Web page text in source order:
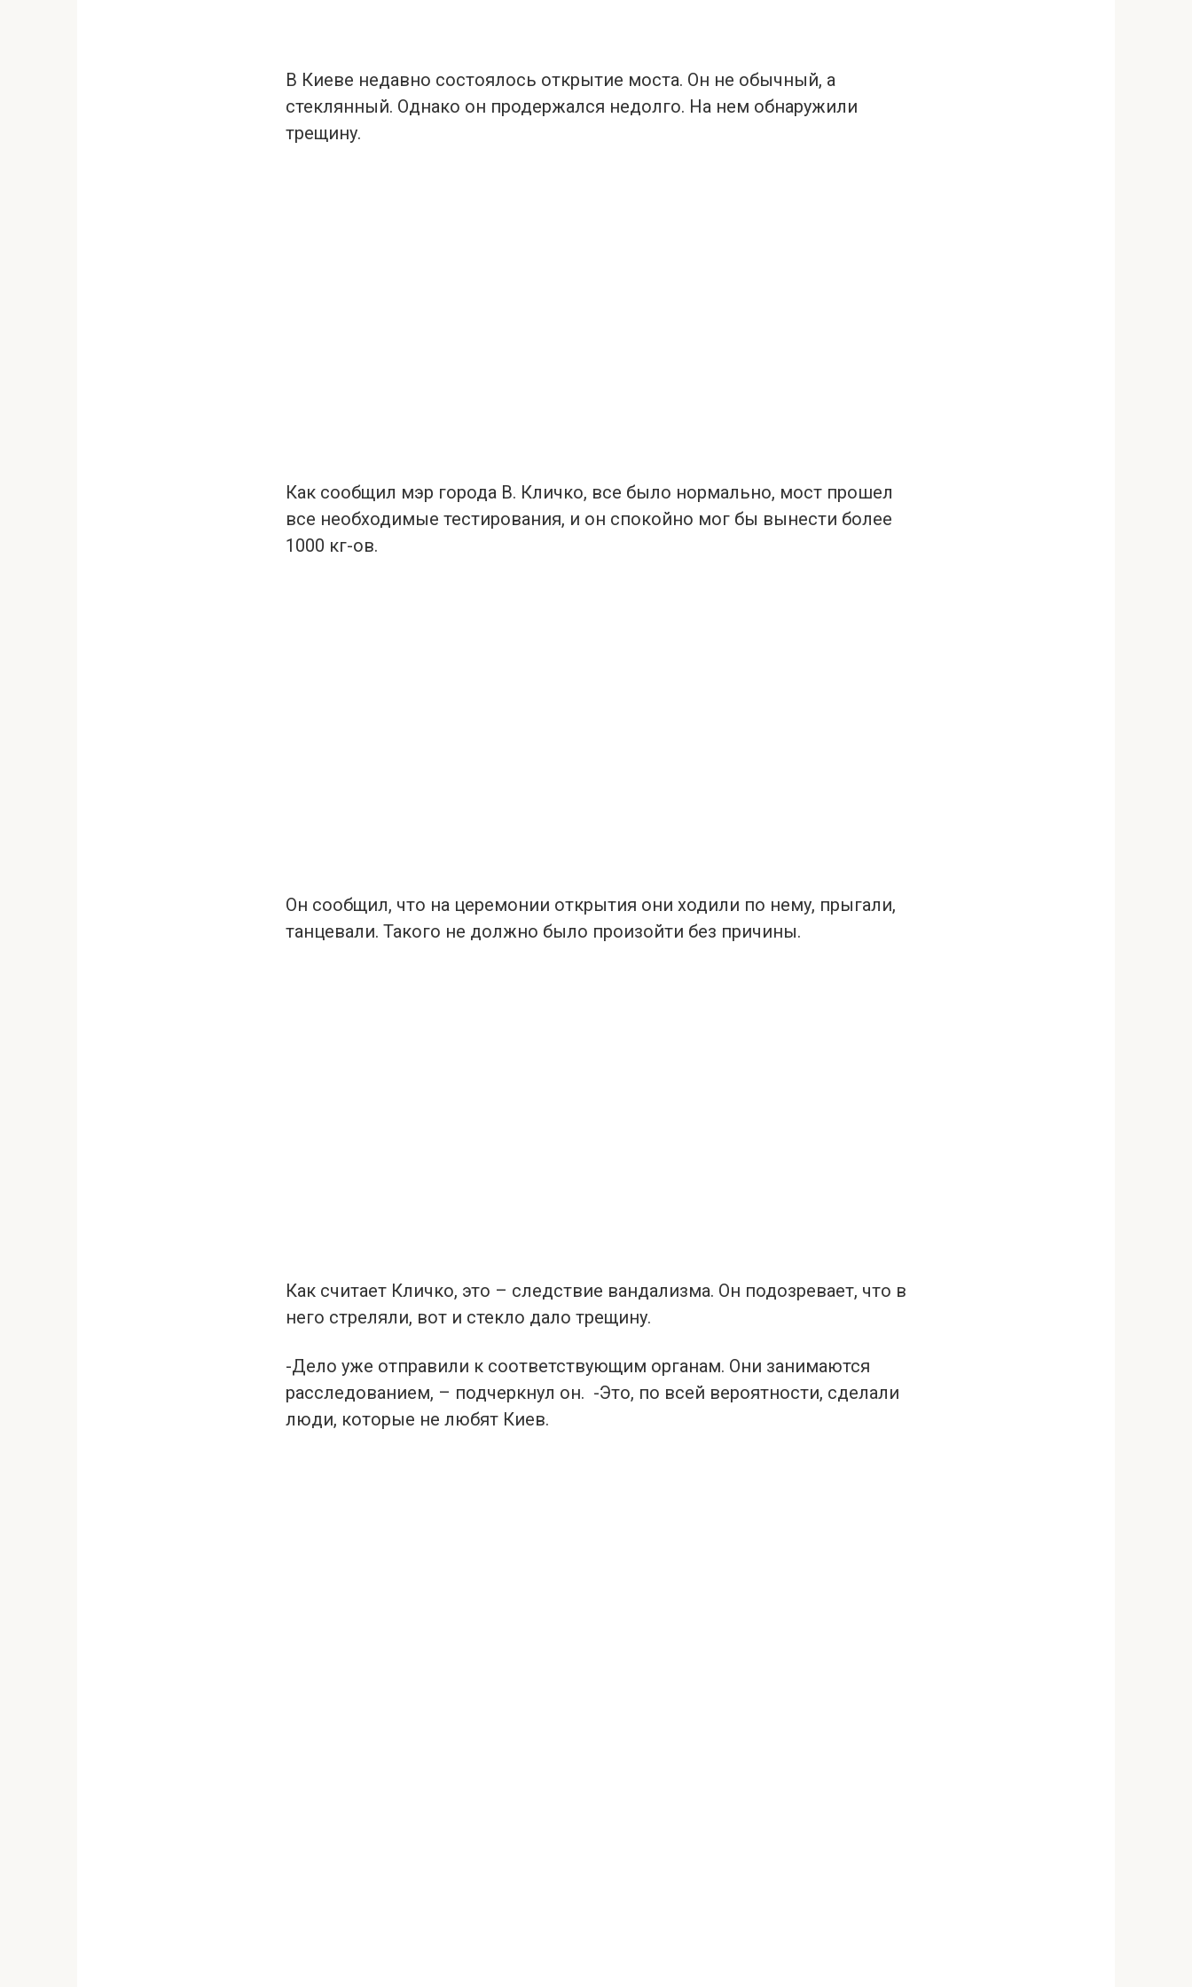
В Киеве недавно состоялось открытие моста. Он не обычный, а
стеклянный. Однако он продержался недолго. На нем обнаружили
трещину.
Как сообщил мэр города В. Кличко, все было нормально, мост прошел
все необходимые тестирования, и он спокойно мог бы вынести более
1000 кг-ов.
Он сообщил, что на церемонии открытия они ходили по нему, прыгали,
танцевали. Такого не должно было произойти без причины.
Как считает Кличко, это – следствие вандализма. Он подозревает, что в
него стреляли, вот и стекло дало трещину.
-Дело уже отправили к соответствующим органам. Они занимаются
расследованием, – подчеркнул он. -Это, по всей вероятности, сделали
люди, которые не любят Киев.